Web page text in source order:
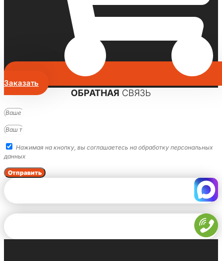
Заказать
ОБРАТНАЯ СВЯЗЬ
Нажимая на кнопку, вы соглашаетесь на обработку персональных
данных
Отправить